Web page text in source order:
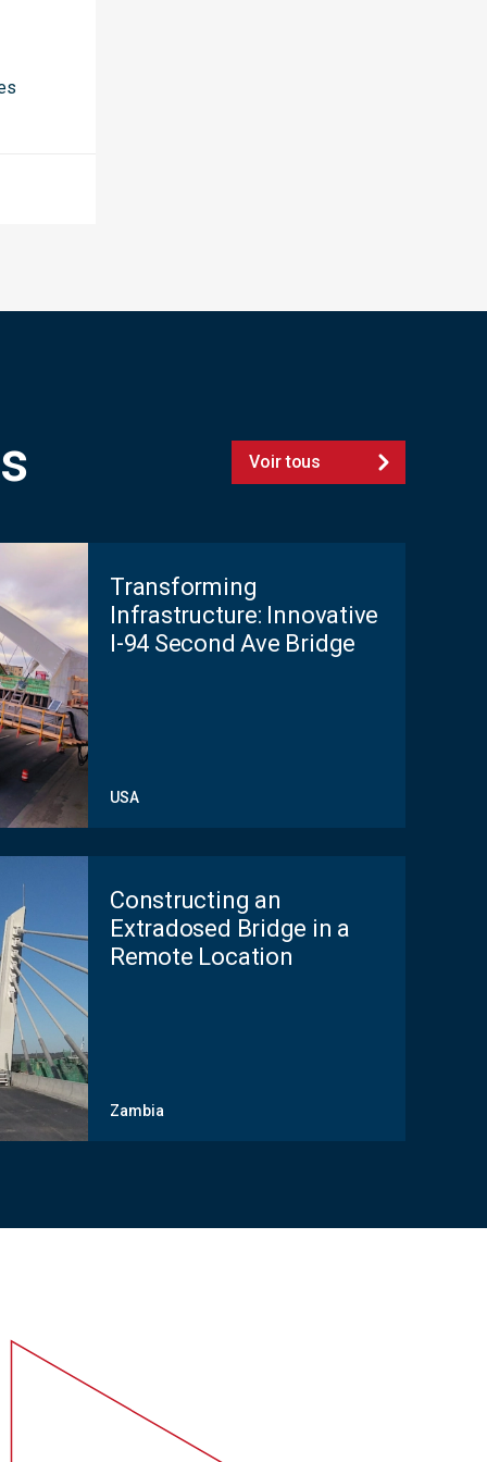
Voir tous
Transforming
Infrastructure: Innovative
I-94 Second Ave Bridge
USA
Constructing an
Extradosed Bridge in a
Remote Location
Zambia